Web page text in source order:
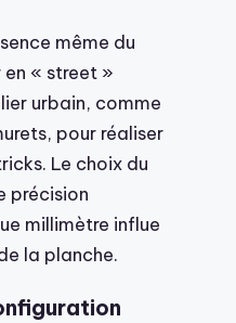
même du
« street »
urbain, comme
pour réaliser
Le choix du
précision
millimètre influe
la planche.